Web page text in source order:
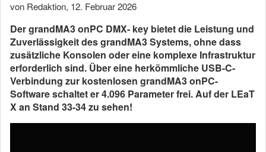
von Redaktion, 12. Februar 2026
Der grandMA3 onPC DMX- key bietet die Leistung und
Zuverlässigkeit des grandMA3 Systems, ohne dass
zusätzliche Konsolen oder eine komplexe Infrastruktur
erforderlich sind. Über eine herkömmliche USB-C-
Verbindung zur kostenlosen grandMA3 onPC-
Software schaltet er 4.096 Parameter frei. Auf der LEaT
X an Stand 33-34 zu sehen!